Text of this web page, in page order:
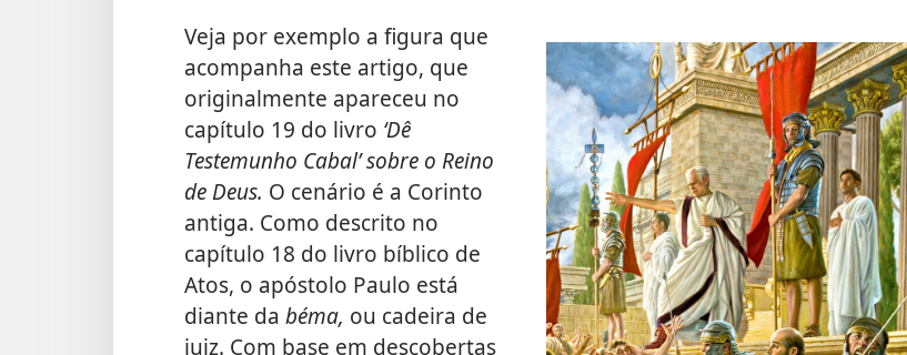
Veja por exemplo a figura que
acompanha este artigo, que
originalmente apareceu no
capítulo 19 do livro ‘Dê
Testemunho Cabal’ sobre o Reino
de Deus. O cenário é a Corinto
antiga. Como descrito no
capítulo 18 do livro bíblico de
Atos, o apóstolo Paulo está
diante da béma, ou cadeira de
juiz. Com base em descobertas